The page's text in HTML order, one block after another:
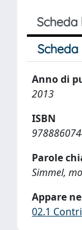
Anno di
2013
ISBN
Parole
Simmel,
Appare
02.1